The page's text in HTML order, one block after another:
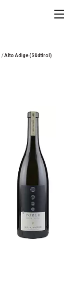
/Alto Adige (Südtirol)